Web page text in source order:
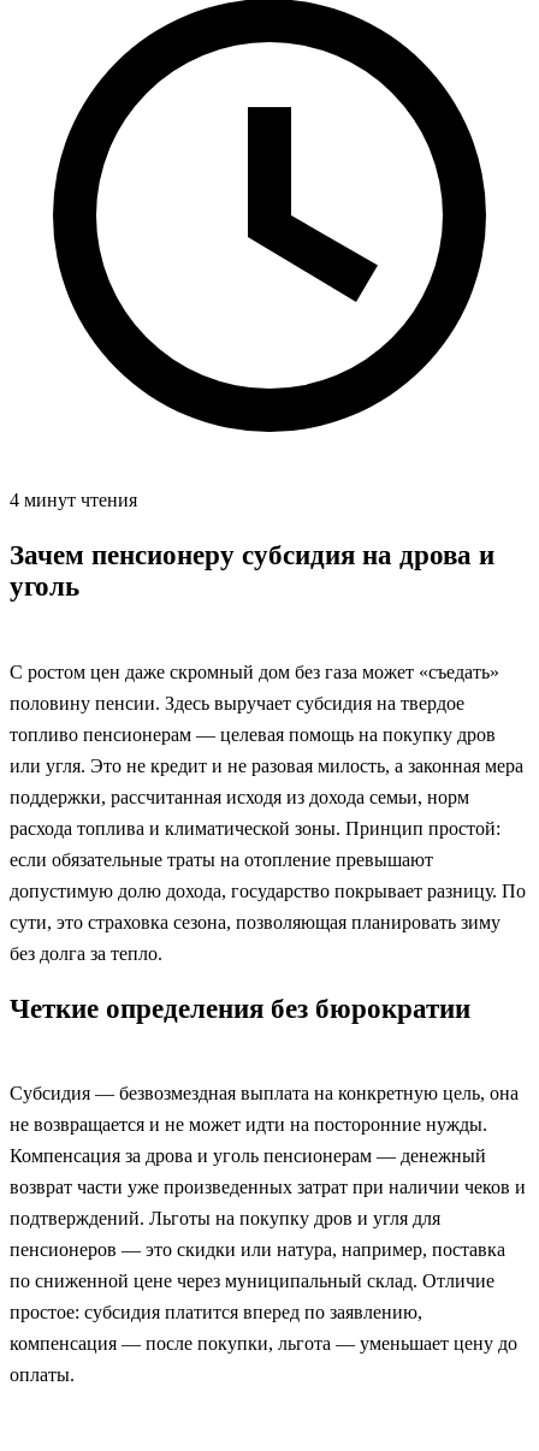
4 минут чтения
Зачем пенсионеру субсидия на дрова и
уголь
С ростом цен даже скромный дом без газа может «съедать»
половину пенсии. Здесь выручает субсидия на твердое
топливо пенсионерам — целевая помощь на покупку дров
или угля. Это не кредит и не разовая милость, а законная мера
поддержки, рассчитанная исходя из дохода семьи, норм
расхода топлива и климатической зоны. Принцип простой:
если обязательные траты на отопление превышают
допустимую долю дохода, государство покрывает разницу. По
сути, это страховка сезона, позволяющая планировать зиму
без долга за тепло.
Четкие определения без бюрократии
Субсидия — безвозмездная выплата на конкретную цель, она
не возвращается и не может идти на посторонние нужды.
Компенсация за дрова и уголь пенсионерам — денежный
возврат части уже произведенных затрат при наличии чеков и
подтверждений. Льготы на покупку дров и угля для
пенсионеров — это скидки или натура, например, поставка
по сниженной цене через муниципальный склад. Отличие
простое: субсидия платится вперед по заявлению,
компенсация — после покупки, льгота — уменьшает цену до
оплаты.